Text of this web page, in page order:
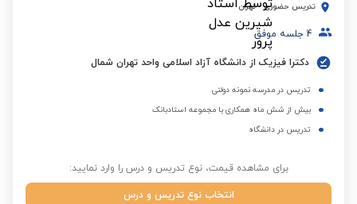
تدریس حضوری - تهران
4 جلسه موفق
دکترا فیزیک از دانشگاه آزاد اسلامی واحد تهران شمال
تدریس در مدرسه نمونه دولتی
بیش از شش ماه همکاری با مجموعه استادبانک
تدریس در دانشگاه
برای مشاهده قیمت، نوع تدریس و درس را وارد نمایید:
انتخاب نوع تدریس و درس